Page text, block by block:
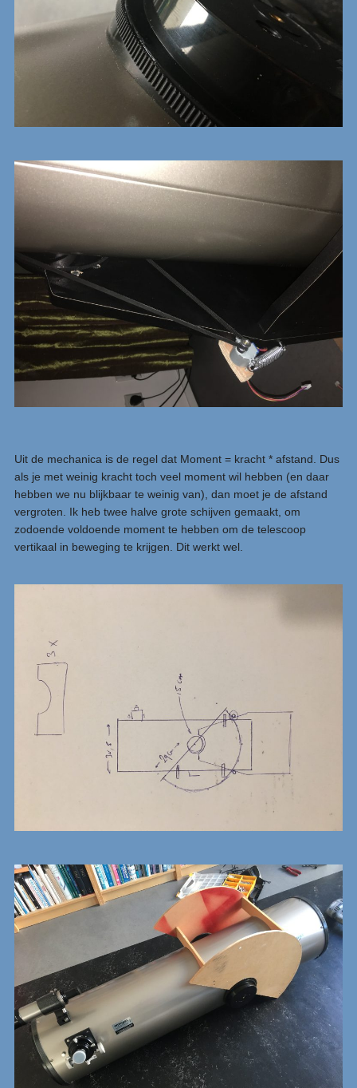
Uit de mechanica is de regel dat Moment = kracht * afstand. Dus
als je met weinig kracht toch veel moment wil hebben (en daar
hebben we nu blijkbaar te weinig van), dan moet je de afstand
vergroten. Ik heb twee halve grote schijven gemaakt, om
zodoende voldoende moment te hebben om de telescoop
vertikaal in beweging te krijgen. Dit werkt wel.